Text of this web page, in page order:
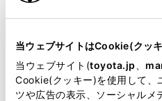
当ウェブサイトはCookie(クッ
当ウェブサイト(toyota.jp
Cookie(クッキー)を使用して、
ツや広告の表示、ソーシャルメ